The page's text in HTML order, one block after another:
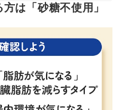
は「砂糖不使用」